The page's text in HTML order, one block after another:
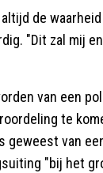
de
"Dit zal mij
van een
te
van
"bij het